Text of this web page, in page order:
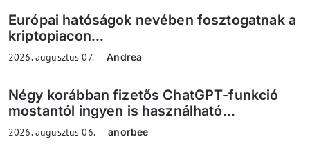
Európai hatóságok nevében fosztogatnak a
kriptopiacon...
2026. augusztus 07. Andrea
Négy korábban fizetős ChatGPT-funkció
mostantól ingyen is használható...
2026. augusztus 06. anorbee